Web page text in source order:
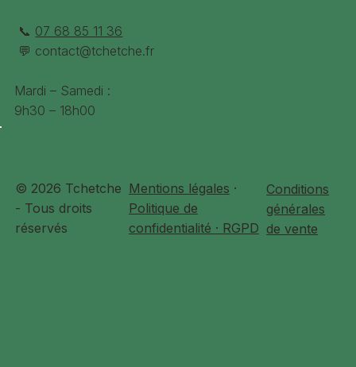
📞 07 68 85 11 36
💬 contact@tchetche.fr
Mardi – Samedi :
9h30 – 18h00
© 2026 Tchetche
- Tous droits
réservés
Mentions légales ·
Politique de
confidentialité · RGPD
Conditions
générales
de vente